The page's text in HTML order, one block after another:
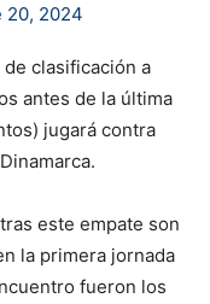
20, 2024
clasificación a
antes de la última
jugará contra
este empate son
la primera jornada
fueron los